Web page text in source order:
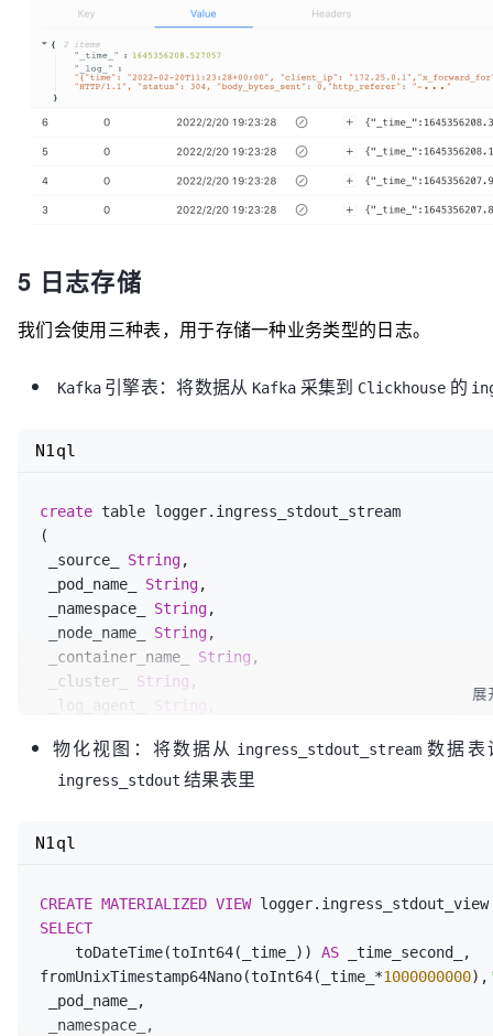
5 日志存储
我们会使用三种表，用于存储一种业务类型的日志。
Kafka 引擎表：将数据从 Kafka 采集到 Clickhouse 的
create table logger.ingress_stdout_stream
(
_source_ String,
_pod_name_ String,
_namespace_ String,
_node_name_ String,
_container_name_ String ,
_cluster_ String ,
_log_agent_
_time_ Float64,
_log_ String
stdout'
N1ql
展
物化视图：将数据从 ingress_stdout_stream 数据表
ingress_stdout 结果表里
CREATE MATERIALIZED VIEW
SELECT
toDateTime(toInt64(_time_)) AS _time_second_,
fromUnixTimestamp64Nano(toInt64(_time_*1000000000),
_pod_name_,
_namespace_,
N1ql